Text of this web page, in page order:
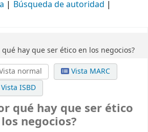
Búsqueda de autoridad
qué hay que ser ético en los negocios?
normal
Vista MARC
Vista ISBD
qué hay que ser ético
negocios?